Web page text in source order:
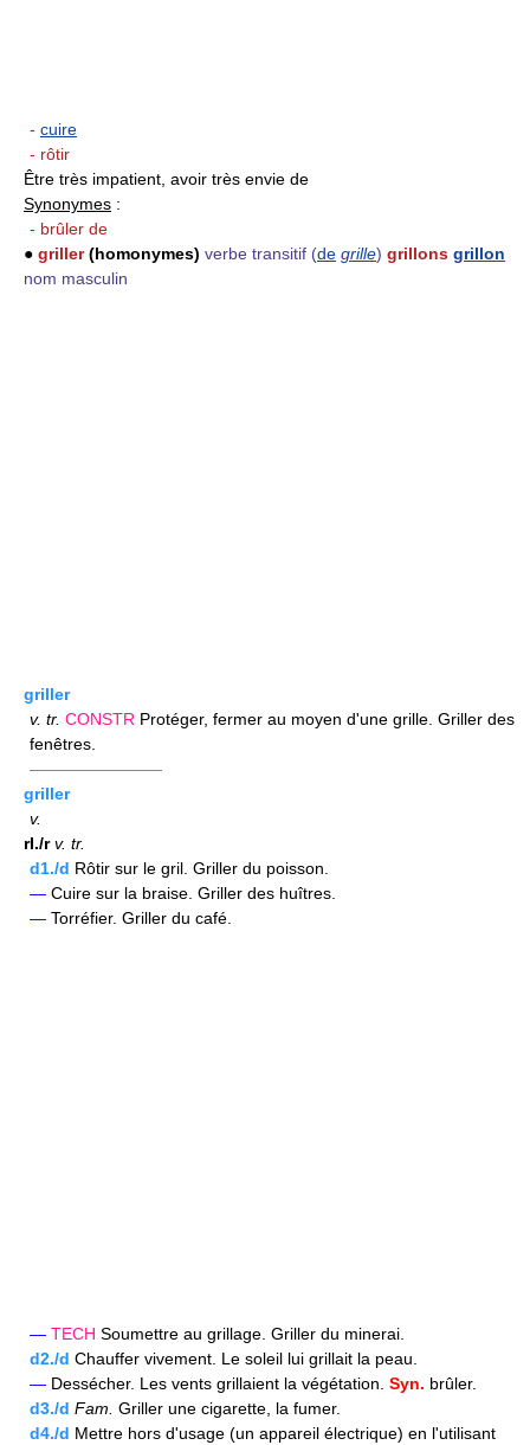
- cuire
- rôtir
Être très impatient, avoir très envie de
Synonymes :
- brûler de
● griller(homonymes) verbe transitif (de grille) grillons grillon
nom masculin
griller
v. tr. CONSTR Protéger, fermer au moyen d'une grille. Griller des
fenêtres.
————————
griller
v.
rI./r v. tr.
d1./d Rôtir sur le gril. Griller du poisson.
— Cuire sur la braise. Griller des huîtres.
— Torréfier. Griller du café.
— TECH Soumettre au grillage. Griller du minerai.
d2./d Chauffer vivement. Le soleil lui grillait la peau.
— Dessécher. Les vents grillaient la végétation. Syn. brûler.
d3./d Fam. Griller une cigarette, la fumer.
d4./d Mettre hors d'usage (un appareil électrique) en l'utilisant